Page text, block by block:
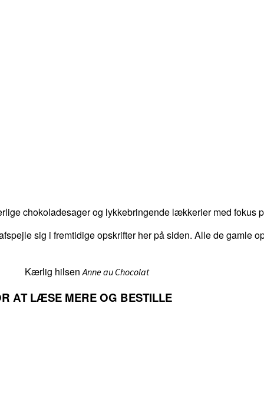
chokoladesager og lykkebringende lækkerier med fokus
sig i fremtidige opskrifter her på siden. Alle de gamle
Kærlig hilsenAnne au Chocolat
AT LÆSE MERE OG BESTILLE